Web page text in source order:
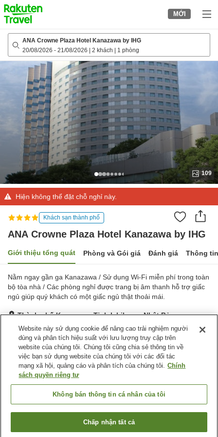
to
top
page
MỚI
ANA Crowne Plaza Hotel Kanazawa by IHG
20/08/2026 - 21/08/2026 2 khách 1 phòng
109
Hiện không thể đặt chỗ nghỉ này.
Khách sạn thành phố
ANA Crowne Plaza Hotel Kanazawa by IHG
Giới thiệu tổng quát Phòng và Gói giá Đánh giá Thông
Nằm ngay gần ga Kanazawa / Sử dụng Wi-Fi miễn phí trong toàn
bộ tòa nhà / Các phòng nghỉ được trang bị âm thanh hỗ trợ giấc
ngủ giúp quý khách có một giấc ngủ thật thoải mái.
Thành phố Kanazawa, Tỉnh Ishikawa, Nhật Bản
Hiển thị trên bản đồ
Tuyệt vời Đánh giá:651 lượt
Tiện nghi chỗ nghỉ
Bãi đỗ xe
Spa / Salon
Lounge
Tỉnh Ishikawa
ANA Crowne Plaza Hotel Kanazawa by IHG
Tìm phòng trống
Website này sử dụng cookie để nâng cao trải nghiệm người
dùng và phân tích hiệu suất với lưu lượng truy cập trên
website của chúng tôi. Chúng tôi cũng chia sẻ thông tin về
việc bạn sử dụng website của chúng tôi với các đối tác
mạng xã hội, quảng cáo và phân tích của chúng tôi. Chính
sách quyền riêng tư
Không bán thông tin cá nhân của tôi
Chấp nhận tất cả